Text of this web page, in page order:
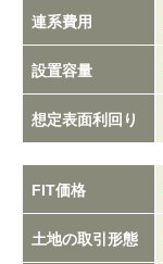
連系費用
設置容量
想定表面利回り
FIT価格
土地の取引形態